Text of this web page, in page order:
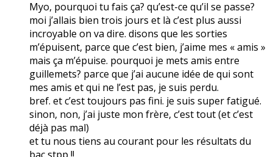
Myo, pourquoi tu fais ça? qu’est-ce qu’il se passe?
moi j’allais bien trois jours et là c’est plus aussi
incroyable on va dire. disons que les sorties
m’épuisent, parce que c’est bien, j’aime mes « amis »
mais ça m’épuise. pourquoi je mets amis entre
guillemets? parce que j’ai aucune idée de qui sont
mes amis et qui ne l’est pas, je suis perdu.
bref. et c’est toujours pas fini. je suis super fatigué.
sinon, non, j’ai juste mon frère, c’est tout (et c’est
déjà pas mal)
et tu nous tiens au courant pour les résultats du